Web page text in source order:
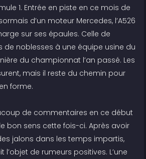
1. Entrée en piste en ce mois de
d’un moteur Mercedes, l’A526
sur ses épaules. Celle de
de noblesses à une équipe usine du
du championnat l’an passé. Les
mais il reste du chemin pour
forme.
de commentaires en ce début
bon sens cette fois-ci. Après avoir
jalons dans les temps impartis,
l’objet de rumeurs positives. L’une